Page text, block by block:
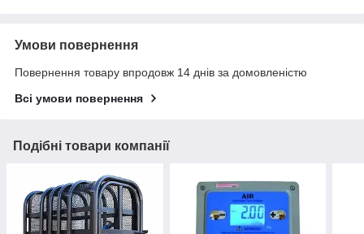
Умови повернення
Повернення товару впродовж 14 днів за домовленістю
Всі умови повернення
Подібні товари компанії